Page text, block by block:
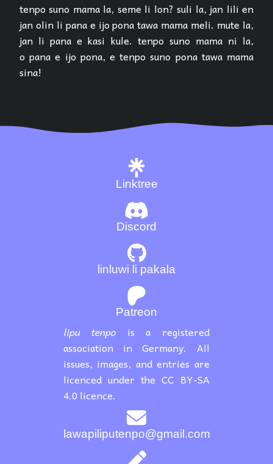
tenpo suno mama la, seme li lon? suli la, jan lili en
jan olin li pana e ijo pona tawa mama meli. mute la,
jan li pana e kasi kule. tenpo suno mama ni la,
o pana e ijo pona, e tenpo suno pona tawa mama
sina!
Discord
Linktree
Patreon
lawapiliputenpo@gmail.com
linluwi li pakala
lipu tenpo is a registered
association in Germany. All
issues, images, and entries are
licenced under the CC BY-SA
4.0 licence.